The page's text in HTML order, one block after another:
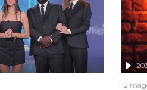
errori, dettagli
di un'indagine che
12